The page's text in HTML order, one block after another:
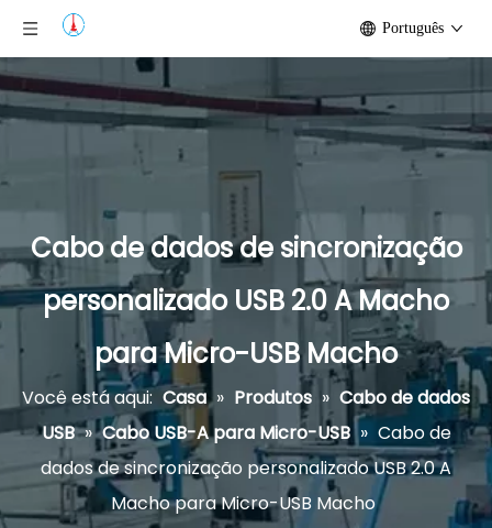
Português
Cabo de dados de sincronização
personalizado USB 2.0 A Macho
para Micro-USB Macho
Você está aqui: Casa » Produtos » Cabo de dados
USB » Cabo USB-A para Micro-USB » Cabo de
dados de sincronização personalizado USB 2.0 A
Macho para Micro-USB Macho